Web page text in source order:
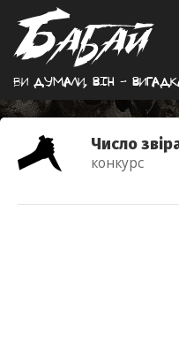
Ви думали, вiн -
Число
конкурс